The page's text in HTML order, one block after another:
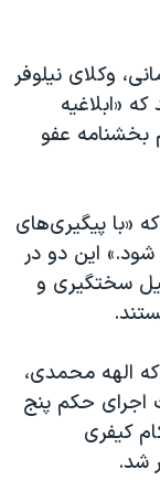
وکلای نیلوفر
«ابلاغیه
بخشنامه عفو
که «با پیگیری‌های
این دو در
سختگیری و
الهه محمدی،
اجرای حکم پنج
کیفری